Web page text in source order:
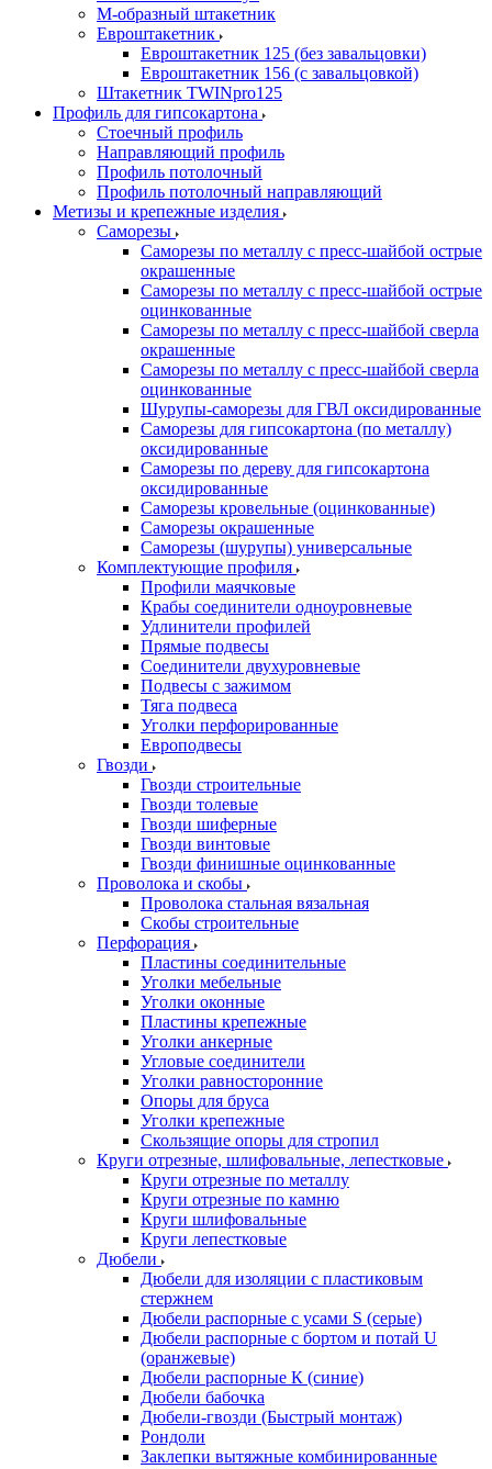
М-образный штакетник
Евроштакетник
Евроштакетник 125 (без завальцовки)
Евроштакетник 156 (с завальцовкой)
Штакетник TWINpro125
Профиль для гипсокартона
Стоечный профиль
Направляющий профиль
Профиль потолочный
Профиль потолочный направляющий
Метизы и крепежные изделия
Саморезы
Саморезы по металлу с пресс-шайбой острые
окрашенные
Саморезы по металлу с пресс-шайбой острые
оцинкованные
Саморезы по металлу с пресс-шайбой сверла
окрашенные
Саморезы по металлу с пресс-шайбой сверла
оцинкованные
Шурупы-саморезы для ГВЛ оксидированные
Саморезы для гипсокартона (по металлу)
оксидированные
Саморезы по дереву для гипсокартона
оксидированные
Саморезы кровельные (оцинкованные)
Саморезы окрашенные
Саморезы (шурупы) универсальные
Комплектующие профиля
Профили маячковые
Крабы соединители одноуровневые
Удлинители профилей
Прямые подвесы
Соединители двухуровневые
Подвесы с зажимом
Тяга подвеса
Уголки перфорированные
Европодвесы
Гвозди
Гвозди строительные
Гвозди толевые
Гвозди шиферные
Гвозди винтовые
Гвозди финишные оцинкованные
Проволока и скобы
Проволока стальная вязальная
Скобы строительные
Перфорация
Пластины соединительные
Уголки мебельные
Уголки оконные
Пластины крепежные
Уголки анкерные
Угловые соединители
Уголки равносторонние
Опоры для бруса
Уголки крепежные
Скользящие опоры для стропил
Круги отрезные, шлифовальные, лепестковые
Круги отрезные по металлу
Круги отрезные по камню
Круги шлифовальные
Круги лепестковые
Дюбели
Дюбели для изоляции с пластиковым
стержнем
Дюбели распорные с усами S (серые)
Дюбели распорные c бортом и потай U
(оранжевые)
Дюбели распорные К (синие)
Дюбели бабочка
Дюбели-гвозди (Быстрый монтаж)
Рондоли
Заклепки вытяжные комбинированные